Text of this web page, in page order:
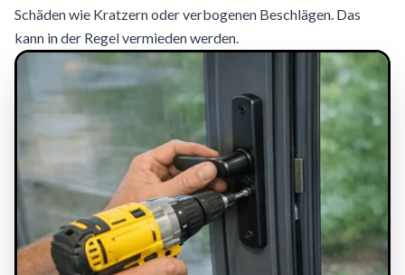
Schäden wie Kratzern oder verbogenen Beschlägen. Das
kann in der Regel vermieden werden.